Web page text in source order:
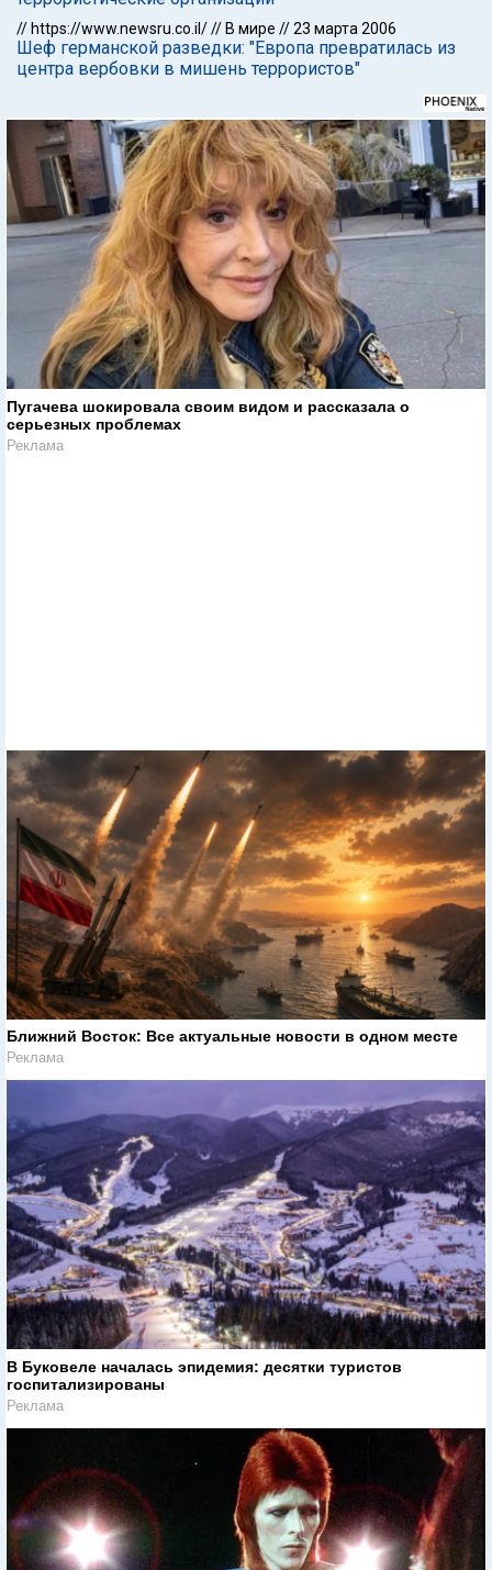
// https://www.newsru.co.il/// В мире //23 марта 2006
Шеф германской разведки: "Европа превратилась из
центра вербовки в мишень террористов"
Пугачева шокировала своим видом и рассказала о
серьезных проблемах
Реклама
Ближний Восток: Все актуальные новости в одном месте
Реклама
В Буковеле началась эпидемия: десятки туристов
госпитализированы
Реклама